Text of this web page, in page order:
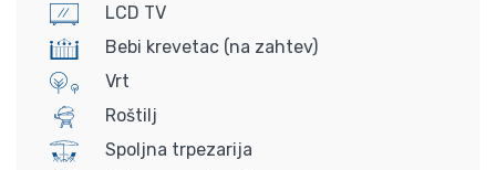
LCD TV
Bebi krevetac (na zahtev)
Vrt
Roštilj
Spoljna trpezarija